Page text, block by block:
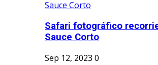
Safari fotográfico
Sauce Corto
Sep 12, 2023 0